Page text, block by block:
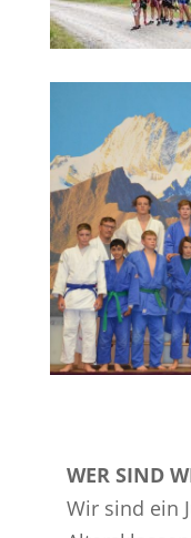
WER SIND
Wir sind ein